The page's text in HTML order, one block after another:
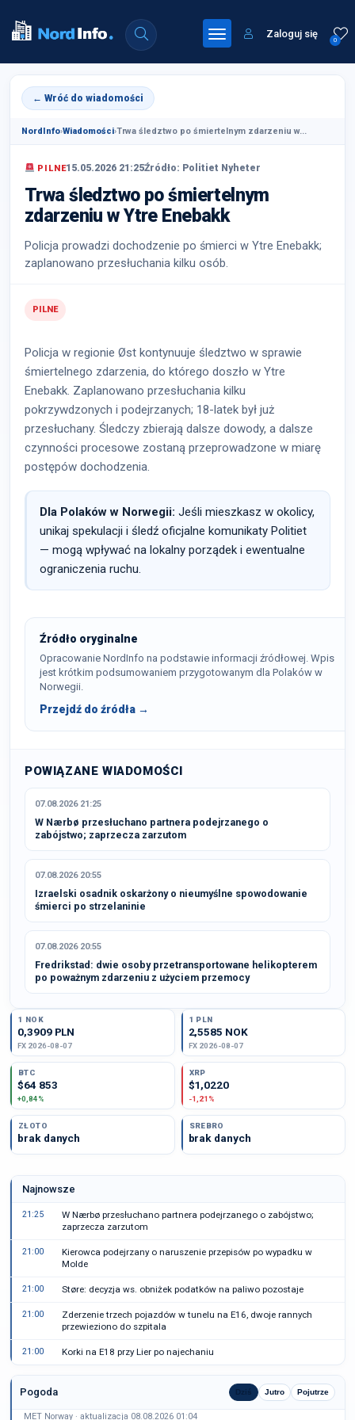
0
Zaloguj się
← Wróć do wiadomości
NordInfo›Wiadomości›Trwa śledztwo po śmiertelnym zdarzeniu w...
PILNE15.05.2026 21:25Źródło: Politiet Nyheter
Trwa śledztwo po śmiertelnym
zdarzeniu w Ytre Enebakk
Policja prowadzi dochodzenie po śmierci w Ytre Enebakk;
zaplanowano przesłuchania kilku osób.
PILNE
Policja w regionie Øst kontynuuje śledztwo w sprawie
śmiertelnego zdarzenia, do którego doszło w Ytre
Enebakk. Zaplanowano przesłuchania kilku
pokrzywdzonych i podejrzanych; 18-latek był już
przesłuchany. Śledczy zbierają dalsze dowody, a dalsze
czynności procesowe zostaną przeprowadzone w miarę
postępów dochodzenia.
Dla Polaków w Norwegii: Jeśli mieszkasz w okolicy,
unikaj spekulacji i śledź oficjalne komunikaty Politiet
— mogą wpływać na lokalny porządek i ewentualne
ograniczenia ruchu.
Źródło oryginalne
Opracowanie NordInfo na podstawie informacji źródłowej. Wpis
jest krótkim podsumowaniem przygotowanym dla Polaków w
Norwegii.
Przejdź do źródła →
POWIĄZANE WIADOMOŚCI
07.08.2026 21:25
W Nærbø przesłuchano partnera podejrzanego o
zabójstwo; zaprzecza zarzutom
07.08.2026 20:55
Izraelski osadnik oskarżony o nieumyślne spowodowanie
śmierci po strzelaninie
07.08.2026 20:55
Fredrikstad: dwie osoby przetransportowane helikopterem
po poważnym zdarzeniu z użyciem przemocy
1 NOK
0,3909 PLN
FX 2026-08-07
1 PLN
2,5585 NOK
FX 2026-08-07
BTC
$64 853
+0,84%
XRP
$1,0220
-1,21%
ZŁOTO
brak danych
SREBRO
brak danych
Najnowsze
21:25
W Nærbø przesłuchano partnera podejrzanego o zabójstwo;
zaprzecza zarzutom
21:00
Kierowca podejrzany o naruszenie przepisów po wypadku w
Molde
21:00 Støre: decyzja ws. obniżek podatków na paliwo pozostaje
21:00
Zderzenie trzech pojazdów w tunelu na E16, dwoje rannych
przewieziono do szpitala
21:00 Korki na E18 przy Lier po najechaniu
Pogoda Dziś Jutro Pojutrze
MET Norway · aktualizacja 08.08.2026 01:04